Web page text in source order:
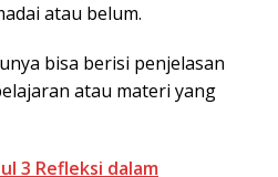
atau belum.
bisa berisi penjelasan
atau materi yang
3 Refleksi dalam